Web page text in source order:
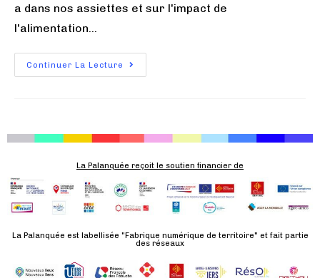
a dans nos assiettes et sur l'impact de
l'alimentation…
Continuer La Lecture
La Palanquée reçoit le soutien financier de
La Palanquée est labellisée "Fabrique numérique de territoire" et fait partie
des réseaux